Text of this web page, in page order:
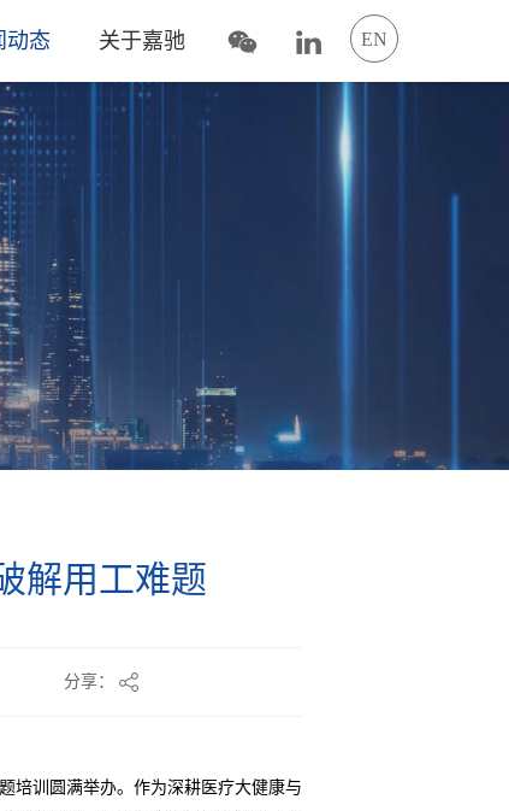
动态 关于嘉驰 EN
解用工难题
分享：
培训圆满举办。作为深耕医疗大健康与